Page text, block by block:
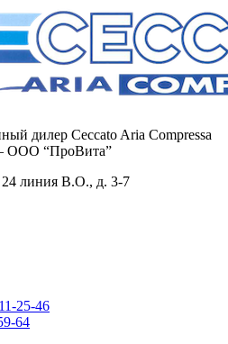
дилер Ceccato Aria Compressa
ООО “ПроВита”
24 линия В.О., д. 3-7
25-46
64